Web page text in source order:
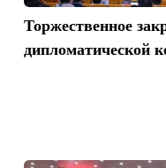
Торжественное
дипломатической